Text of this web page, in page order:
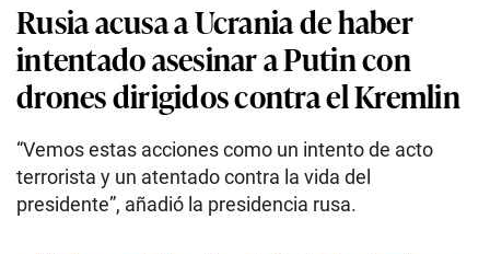
Rusia acusa a Ucrania de haber
intentado asesinar a Putin con
drones dirigidos contra el Kremlin
“Vemos estas acciones como un intento de acto
terrorista y un atentado contra la vida del
presidente”, añadió la presidencia rusa.